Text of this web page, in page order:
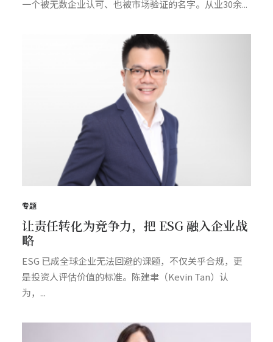
一个被无数企业认可、也被市场验证的名字。从业30余...
专题
让责任转化为竞争力，把 ESG 融入企业战
略
ESG 已成全球企业无法回避的课题，不仅关乎合规，更
是投资人评估价值的标准。陈建聿（Kevin Tan）认
为，...